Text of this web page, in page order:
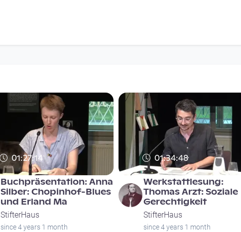
01:27:14
Buchpräsentation: Anna
Silber: Chopinhof-Blues
und Erland Ma
StifterHaus
since 4 years 1 month
01:34:48
Werkstattlesung:
Thomas Arzt: Soziale
Gerechtigkeit
StifterHaus
since 4 years 1 month